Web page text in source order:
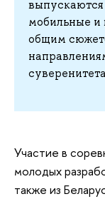
мобильные и
общим
Участие в
молодых
также из